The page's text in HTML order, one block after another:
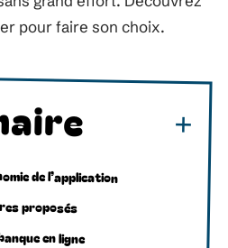
pour faire son choix.
de l’application
proposés
en ligne